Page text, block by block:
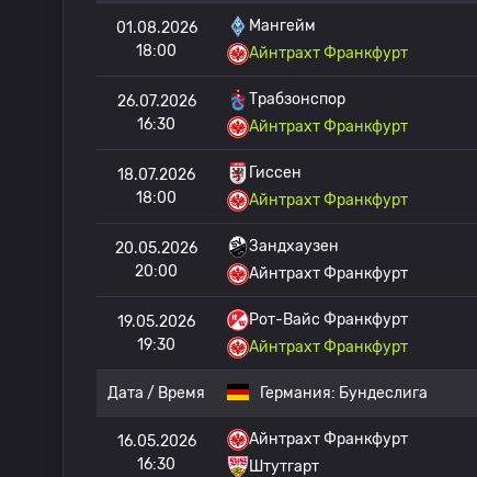
01.08.2026
18:00
Мангейм
Айнтрахт Франкфурт
26.07.2026
16:30
Трабзонспор
Айнтрахт Франкфурт
18.07.2026
18:00
Гиссен
Айнтрахт Франкфурт
20.05.2026
20:00
Зандхаузен
Айнтрахт Франкфурт
19.05.2026
19:30
Рот-Вайс Франкфурт
Айнтрахт Франкфурт
Дата / Время Германия: Бундеслига
16.05.2026
16:30
Айнтрахт Франкфурт
Штутгарт